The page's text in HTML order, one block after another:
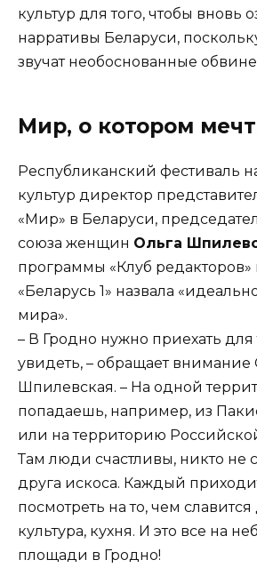
культур для того, чтобы вновь
нарративы Беларуси,
звучат необоснованные
Мир, о котором
Республиканский фестиваль
культур директор
«Мир» в Беларуси,
союза женщин Ольга
программы «Клуб редакторов»
«Беларусь 1» назвала
мира».
– В Гродно нужно приехать для
увидеть, – обращает внимание
Шпилевская. – На одной
попадаешь, например, из
или на территорию
Там люди счастливы, никто не
друга искоса. Каждый
посмотреть на то, чем славится
культура, кухня. И это все на
площади в Гродно!